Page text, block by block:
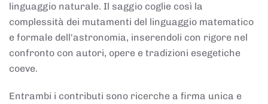
linguaggio naturale. Il saggio coglie così la
complessità dei mutamenti del linguaggio matematico
e formale dell'astronomia, inserendoli con rigore nel
confronto con autori, opere e tradizioni esegetiche
coeve.
Entrambi i contributi sono ricerche a firma unica e